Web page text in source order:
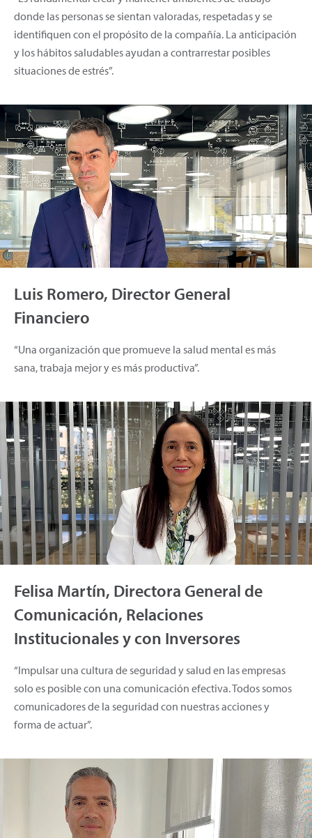
donde las personas se sientan valoradas, respetadas y se
identifiquen con el propósito de la compañía. La anticipación
y los hábitos saludables ayudan a contrarrestar posibles
situaciones de estrés”.
Luis Romero, Director General
Financiero
“Una organización que promueve la salud mental es más
sana, trabaja mejor y es más productiva”.
Felisa Martín, Directora General de
Comunicación, Relaciones
Institucionales y con Inversores
“Impulsar una cultura de seguridad y salud en las empresas
solo es posible con una comunicación efectiva. Todos somos
comunicadores de la seguridad con nuestras acciones y
forma de actuar”.